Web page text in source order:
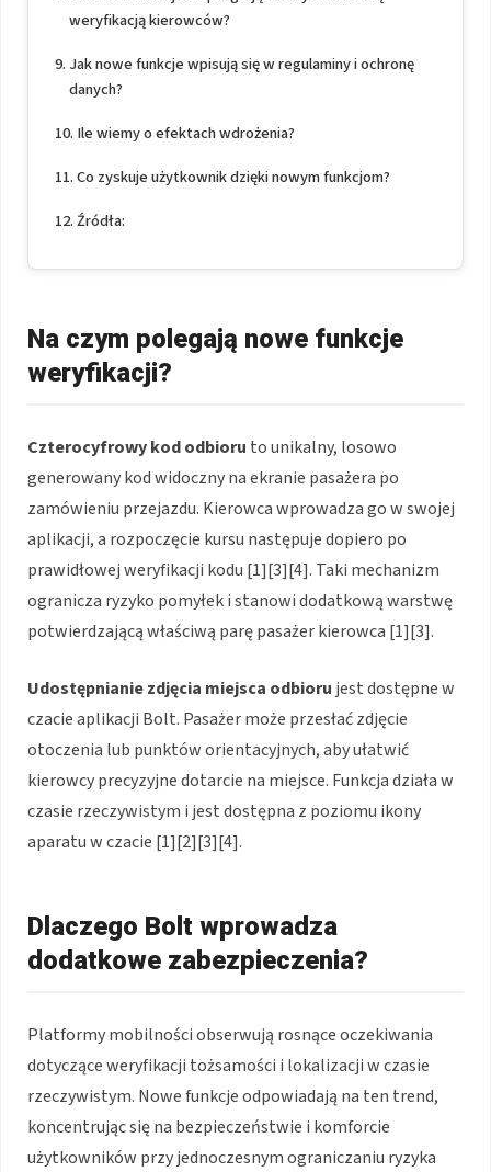
weryfikacją kierowców?
Jak nowe funkcje wpisują się w regulaminy i ochronę
danych?
Ile wiemy o efektach wdrożenia?
Co zyskuje użytkownik dzięki nowym funkcjom?
Źródła:
Na czym polegają nowe funkcje
weryfikacji?
Czterocyfrowy kod odbioru to unikalny, losowo
generowany kod widoczny na ekranie pasażera po
zamówieniu przejazdu. Kierowca wprowadza go w swojej
aplikacji, a rozpoczęcie kursu następuje dopiero po
prawidłowej weryfikacji kodu [1][3][4]. Taki mechanizm
ogranicza ryzyko pomyłek i stanowi dodatkową warstwę
potwierdzającą właściwą parę pasażer kierowca [1][3].
Udostępnianie zdjęcia miejsca odbioru jest dostępne w
czacie aplikacji Bolt. Pasażer może przesłać zdjęcie
otoczenia lub punktów orientacyjnych, aby ułatwić
kierowcy precyzyjne dotarcie na miejsce. Funkcja działa w
czasie rzeczywistym i jest dostępna z poziomu ikony
aparatu w czacie [1][2][3][4].
Dlaczego Bolt wprowadza
dodatkowe zabezpieczenia?
Platformy mobilności obserwują rosnące oczekiwania
dotyczące weryfikacji tożsamości i lokalizacji w czasie
rzeczywistym. Nowe funkcje odpowiadają na ten trend,
koncentrując się na bezpieczeństwie i komforcie
użytkowników przy jednoczesnym ograniczaniu ryzyka